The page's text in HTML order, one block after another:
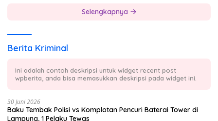
Selengkapnya
Berita Kriminal
Ini adalah contoh deskripsi untuk widget recent post
wpberita, anda bisa memasukkan deskripsi pada widget ini.
30 Juni 2026
Baku Tembak Polisi vs Komplotan Pencuri Baterai Tower di
Lampung, 1 Pelaku Tewas